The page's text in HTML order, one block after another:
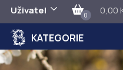
Uživatel 0 0,00
KATEGORIE